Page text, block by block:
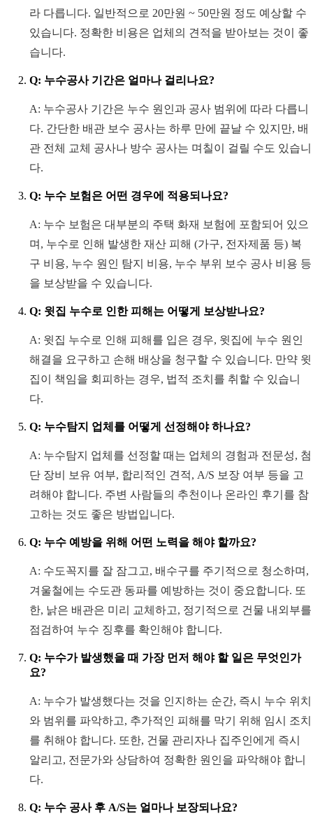
라 다릅니다. 일반적으로 20만원 ~ 50만원 정도 예상할 수
있습니다. 정확한 비용은 업체의 견적을 받아보는 것이 좋
습니다.
Q: 누수공사 기간은 얼마나 걸리나요?
A: 누수공사 기간은 누수 원인과 공사 범위에 따라 다릅니
다. 간단한 배관 보수 공사는 하루 만에 끝날 수 있지만, 배
관 전체 교체 공사나 방수 공사는 며칠이 걸릴 수도 있습니
다.
Q: 누수 보험은 어떤 경우에 적용되나요?
A: 누수 보험은 대부분의 주택 화재 보험에 포함되어 있으
며, 누수로 인해 발생한 재산 피해 (가구, 전자제품 등) 복
구 비용, 누수 원인 탐지 비용, 누수 부위 보수 공사 비용 등
을 보상받을 수 있습니다.
Q: 윗집 누수로 인한 피해는 어떻게 보상받나요?
A: 윗집 누수로 인해 피해를 입은 경우, 윗집에 누수 원인
해결을 요구하고 손해 배상을 청구할 수 있습니다. 만약 윗
집이 책임을 회피하는 경우, 법적 조치를 취할 수 있습니
다.
Q: 누수탐지 업체를 어떻게 선정해야 하나요?
A: 누수탐지 업체를 선정할 때는 업체의 경험과 전문성, 첨
단 장비 보유 여부, 합리적인 견적, A/S 보장 여부 등을 고
려해야 합니다. 주변 사람들의 추천이나 온라인 후기를 참
고하는 것도 좋은 방법입니다.
Q: 누수 예방을 위해 어떤 노력을 해야 할까요?
A: 수도꼭지를 잘 잠그고, 배수구를 주기적으로 청소하며,
겨울철에는 수도관 동파를 예방하는 것이 중요합니다. 또
한, 낡은 배관은 미리 교체하고, 정기적으로 건물 내외부를
점검하여 누수 징후를 확인해야 합니다.
Q: 누수가 발생했을 때 가장 먼저 해야 할 일은 무엇인가
요?
A: 누수가 발생했다는 것을 인지하는 순간, 즉시 누수 위치
와 범위를 파악하고, 추가적인 피해를 막기 위해 임시 조치
를 취해야 합니다. 또한, 건물 관리자나 집주인에게 즉시
알리고, 전문가와 상담하여 정확한 원인을 파악해야 합니
다.
Q: 누수 공사 후 A/S는 얼마나 보장되나요?